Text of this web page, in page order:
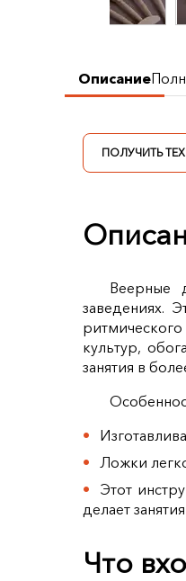
Описание
ПОЛУЧИТЬ
Веерные
заведениях.
культур,
занятия в
Ложки
Этот
делает
Что